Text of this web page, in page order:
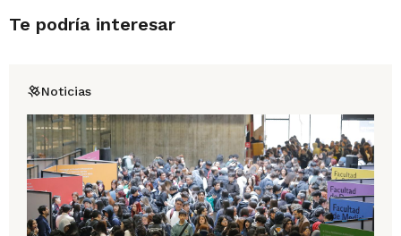
Te podría interesar
Noticias